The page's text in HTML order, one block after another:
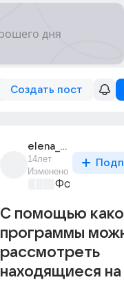
Создать пост
elena_petrova_1216
14лет
Изменено
Фото,
С помощью
программы
рассмотреть
находящиеся